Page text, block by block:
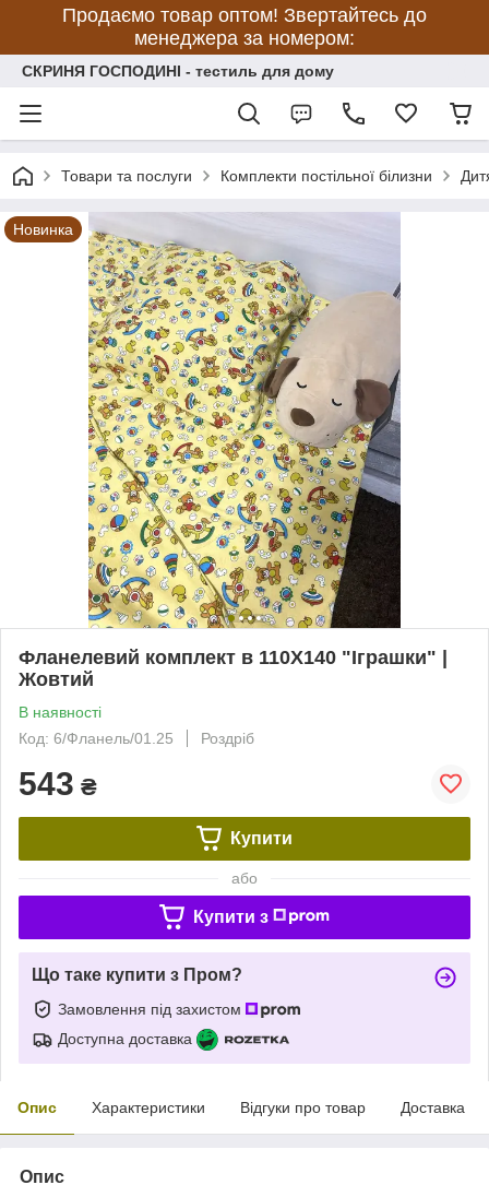
Продаємо товар оптом! Звертайтесь до
менеджера за номером:
СКРИНЯ ГОСПОДИНІ - тестиль для дому
Товари та послуги Комплекти постільної білизни
Новинка
Фланелевий комплект в 110Х140 "Іграшки" |
Жовтий
В наявності
Код: 6/Фланель/01.25
Роздріб
543 ₴
Купити
або
Купити з
Що таке купити з Пром?
Замовлення під захистом
Доступна доставка
Опис Характеристики Відгуки про товар Доставка
Опис